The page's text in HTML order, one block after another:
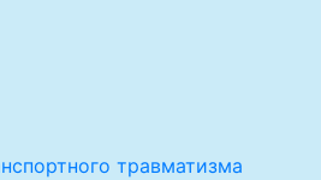
травматизма